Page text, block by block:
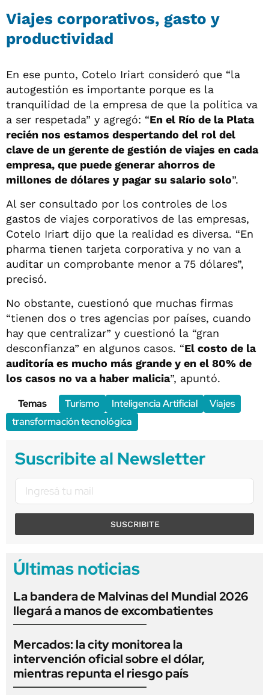
Viajes corporativos, gasto y
productividad
En ese punto, Cotelo Iriart consideró que “la
autogestión es importante porque es la
tranquilidad de la empresa de que la política va
a ser respetada” y agregó: “En el Río de la Plata
recién nos estamos despertando del rol del
clave de un gerente de gestión de viajes en cada
empresa, que puede generar ahorros de
millones de dólares y pagar su salario solo”.
Al ser consultado por los controles de los
gastos de viajes corporativos de las empresas,
Cotelo Iriart dijo que la realidad es diversa. “En
pharma tienen tarjeta corporativa y no van a
auditar un comprobante menor a 75 dólares”,
precisó.
No obstante, cuestionó que muchas firmas
“tienen dos o tres agencias por países, cuando
hay que centralizar” y cuestionó la “gran
desconfianza” en algunos casos. “El costo de la
auditoría es mucho más grande y en el 80% de
los casos no va a haber malicia”, apuntó.
Temas
Turismo Inteligencia Artificial
Viajes
transformación tecnológica
Suscribite al Newsletter
SUSCRIBITE
Últimas noticias
La bandera de Malvinas del Mundial 2026
llegará a manos de excombatientes
Mercados: la city monitorea la
intervención oficial sobre el dólar,
mientras repunta el riesgo país